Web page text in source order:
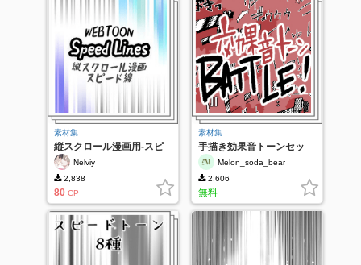
素材集
縦スクロール漫画用-スピ
ード線Nelviy
2,838
80 CP
素材集
手描き効果音トーンセッ
ト バトル
Melon_soda_bear
2,606
無料